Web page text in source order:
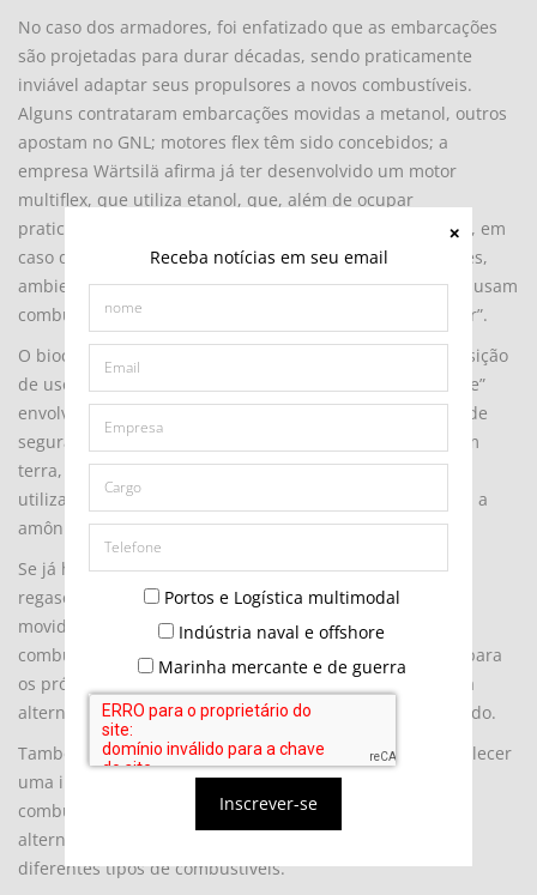
Receba notícias em seu email
Portos e Logística multimodal
Indústria naval e offshore
Marinha mercante e de guerra
Inscrever-se
No caso dos armadores, foi enfatizado que as embarcações
são projetadas para durar décadas, sendo praticamente
inviável adaptar seus propulsores a novos combustíveis.
Alguns contrataram embarcações movidas a metanol, outros
apostam no GNL; motores flex têm sido concebidos; a
empresa Wärtsilä afirma já ter desenvolvido um motor
multiflex, que utiliza etanol, que, além de ocupar
praticamente o mesmo volume dos tanques de “bunker”, em
caso de vazamentos no mar, são bem menos impactantes,
ambientalmente. Porém, cerca de 98% dos navios ainda usam
combustíveis fósseis convencionais, sobretudo o “bunker”.
O biocombustível emerge como uma alternativa de transição
de uso mais amplo, enquanto o uso de hidrogênio “verde”
envolve reservatórios maiores e demanda por sistemas de
segurança importantes, tanto nas embarcações como em
terra, tais são os riscos envolvidos no abastecimento e
utilização desse combustível. Não é muito diferente com a
amônia.
Se já há quem faça alarmismo com unidades de
regaseificação de GNL, armazenar e abastecer 65 navios
movidos a hidrogênio seria o apocalipse. Investir em
combustíveis de transição parece ser a melhor solução para
os próximos anos, e os motores multiflex devem ser uma
alternativa para novas embarcações nesse mesmo período.
Também foi ressaltado que também será preciso estabelecer
uma infraestrutura global de abastecimento com esses
combustíveis, sendo que alguns portos já dispõem de
alternativas para atender embarcações que utilizam
diferentes tipos de combustíveis.